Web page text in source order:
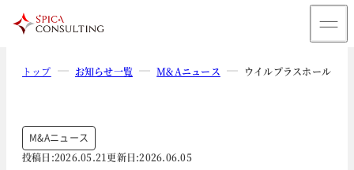
トップ お知らせ一覧 M&Aニュース ウイルプラスホールデ
M&Aニュース
投稿日:2026.05.21更新日:2026.06.05